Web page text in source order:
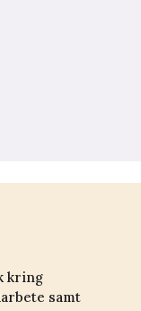
kring
samt